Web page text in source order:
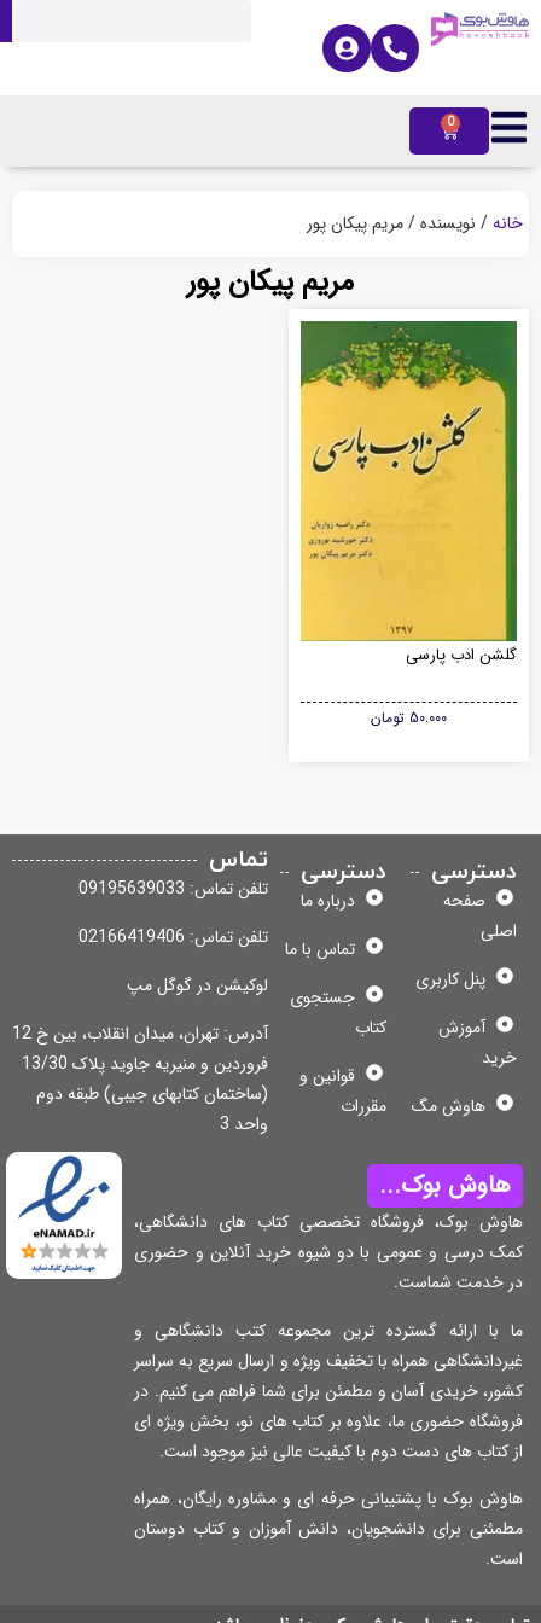
/ نویسنده / مریم پیکان پور
مریم پیکان پور
ادب پارسی
50.000 تومان
صفحه
پنل کاربری
آموزش
هاوش مگ
دسترسی
درباره ما
تماس با ما
جستجوی
قوانین و
مقررات
تماس
تلفن تماس: 09195639033
تلفن تماس: 02166419406
لوکیشن در گوگل مپ
آدرس: تهران، میدان انقلاب، بین خ 12
فروردین و منیریه جاوید پلاک 13/30
(ساختمان کتابهای جیبی) طبقه دوم
واحد 3
بوک...
بوک، فروشگاه تخصصی کتاب های دانشگاهی،
درسی و عمومی با دو شیوه خرید آنلاین و حضوری
خدمت شماست.
با ارائه گسترده ترین مجموعه کتب دانشگاهی و
همراه با تخفیف ویژه و ارسال سریع به سراسر
خریدی آسان و مطمئن برای شما فراهم می کنیم. در
حضوری ما، علاوه بر کتاب های نو، بخش ویژه ای
کتاب های دست دوم با کیفیت عالی نیز موجود است.
بوک با پشتیبانی حرفه ای و مشاوره رایگان، همراه
برای دانشجویان، دانش آموزان و کتاب دوستان